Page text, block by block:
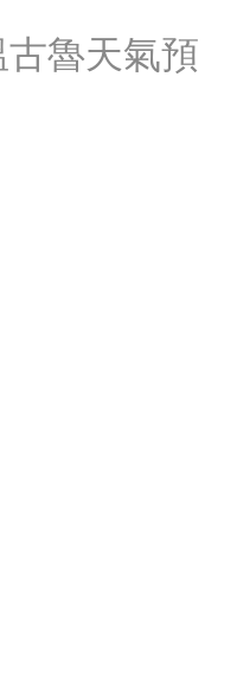
魯天氣預